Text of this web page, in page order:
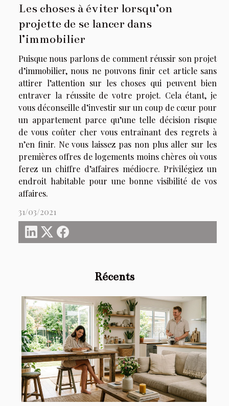
Récents
Les choses à éviter lorsqu’on
projette de se lancer dans
l’immobilier
Puisque nous parlons de comment réussir son projet
d’immobilier, nous ne pouvons finir cet article sans
attirer l’attention sur les choses qui peuvent bien
entraver la réussite de votre projet. Cela étant, je
vous déconseille d’investir sur un coup de cœur pour
un appartement parce qu’une telle décision risque
de vous coûter cher vous entraînant des regrets à
n’en finir. Ne vous laissez pas non plus aller sur les
premières offres de logements moins chères où vous
ferez un chiffre d’affaires médiocre. Privilégiez un
endroit habitable pour une bonne visibilité de vos
affaires.
31/03/2021